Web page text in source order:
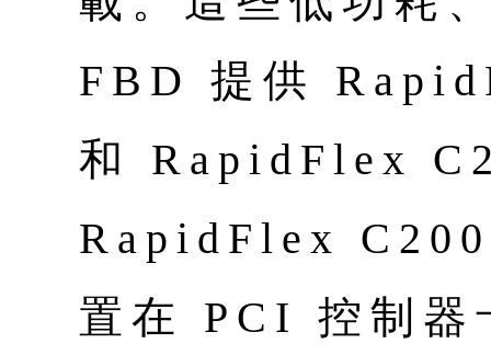
FBD 提供
和 RapidFlex
RapidFlex
置在 PCI 控制